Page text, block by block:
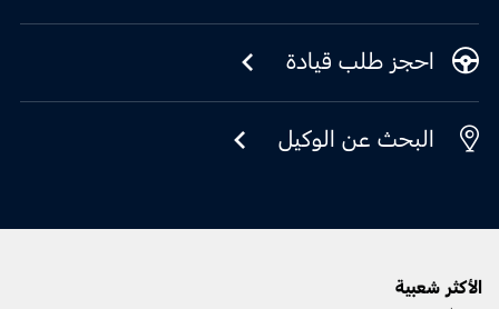
احجز طلب قيادة
البحث عن الوكيل
الأكثر شعبية